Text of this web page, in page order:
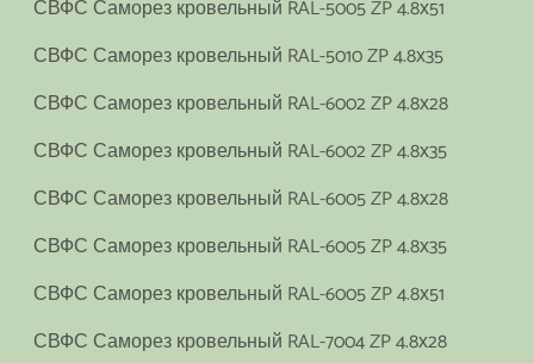
СВФС Саморез кровельный RAL-5005 ZP 4.8х51
СВФС Саморез кровельный RAL-5010 ZP 4.8х35
СВФС Саморез кровельный RAL-6002 ZP 4.8х28
СВФС Саморез кровельный RAL-6002 ZP 4.8х35
СВФС Саморез кровельный RAL-6005 ZP 4.8х28
СВФС Саморез кровельный RAL-6005 ZP 4.8х35
СВФС Саморез кровельный RAL-6005 ZP 4.8х51
СВФС Саморез кровельный RAL-7004 ZP 4.8х28